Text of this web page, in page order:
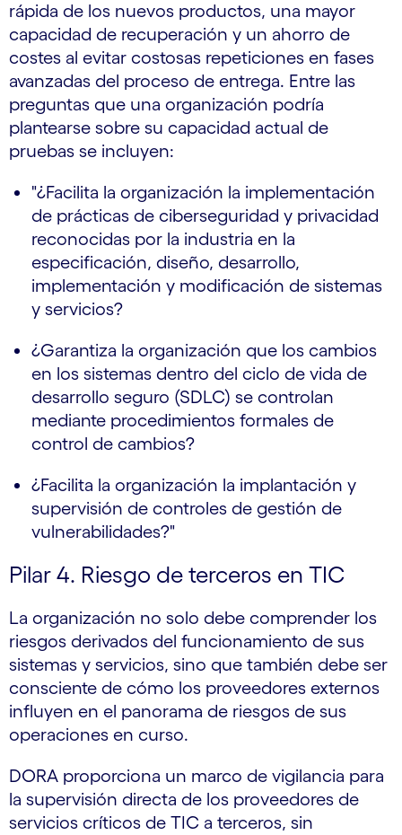
rápida de los nuevos productos, una mayor
capacidad de recuperación y un ahorro de
costes al evitar costosas repeticiones en fases
avanzadas del proceso de entrega. Entre las
preguntas que una organización podría
plantearse sobre su capacidad actual de
pruebas se incluyen:
"¿Facilita la organización la implementación
de prácticas de ciberseguridad y privacidad
reconocidas por la industria en la
especificación, diseño, desarrollo,
implementación y modificación de sistemas
y servicios?
¿Garantiza la organización que los cambios
en los sistemas dentro del ciclo de vida de
desarrollo seguro (SDLC) se controlan
mediante procedimientos formales de
control de cambios?
¿Facilita la organización la implantación y
supervisión de controles de gestión de
vulnerabilidades?"
Pilar 4. Riesgo de terceros en TIC
La organización no solo debe comprender los
riesgos derivados del funcionamiento de sus
sistemas y servicios, sino que también debe ser
consciente de cómo los proveedores externos
influyen en el panorama de riesgos de sus
operaciones en curso.
DORA proporciona un marco de vigilancia para
la supervisión directa de los proveedores de
servicios críticos de TIC a terceros, sin